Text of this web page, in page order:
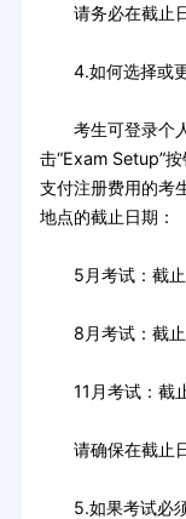
请务必在截止日
4.如何选择或更
考生可登录个人
击“Exam Setup”
支付注册费用的考
地点的截止日期：
5月考试：截止
8月考试：截止
11月考试：截止
请确保在截止日
5.如果考试必须